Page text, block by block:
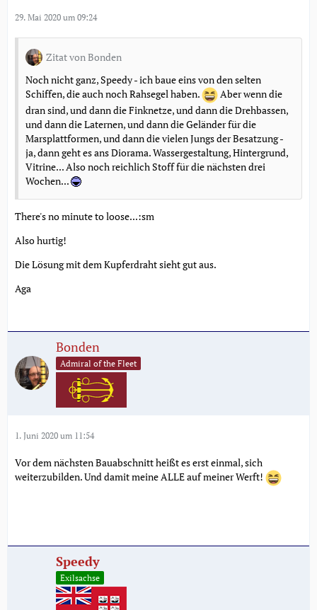
29. Mai 2020 um 09:24
Zitat von Bonden
Noch nicht ganz, Speedy - ich baue eins von den selten
Schiffen, die auch noch Rahsegel haben.
Aber wenn die
dran sind, und dann die Finknetze, und dann die Drehbassen,
und dann die Laternen, und dann die Geländer für die
Marsplattformen, und dann die vielen Jungs der Besatzung -
ja, dann geht es ans Diorama. Wassergestaltung, Hintergrund,
Vitrine... Also noch reichlich Stoff für die nächsten drei
Wochen...
There's no minute to loose...:sm
Also hurtig!
Die Lösung mit dem Kupferdraht sieht gut aus.
Aga
Bonden
Admiral of the Fleet
1. Juni 2020 um 11:54
Vor dem nächsten Bauabschnitt heißt es erst einmal, sich
weiterzubilden. Und damit meine ALLE auf meiner Werft!
Speedy
Exilsachse